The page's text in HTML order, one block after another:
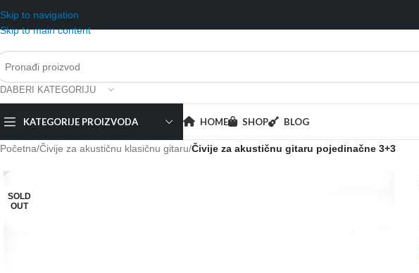
Skip to navigation
Skip to main content
KATEGORIJU
KATEGORIJE PROIZVODA HOME SHOP BLOG
Početna/Čivije za akustičnu klasičnu gitaru/Čivije za akustičnu gitaru pojedinačne 3+3
SOLD
OUT